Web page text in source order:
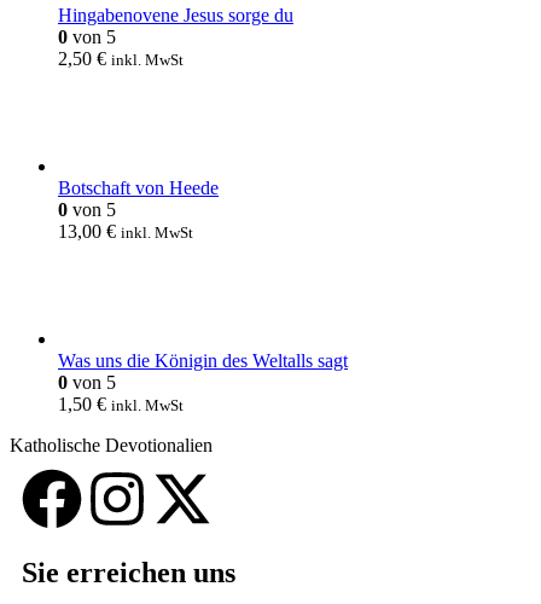
Hingabenovene Jesus sorge du
0 von 5
2,50 € inkl. MwSt
Botschaft von Heede
0 von 5
13,00 € inkl. MwSt
Was uns die Königin des Weltalls sagt
0 von 5
1,50 € inkl. MwSt
Katholische Devotionalien
Sie erreichen uns